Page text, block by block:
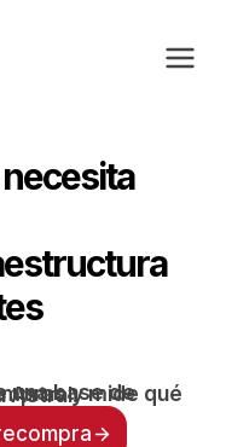
gracias a Astral.